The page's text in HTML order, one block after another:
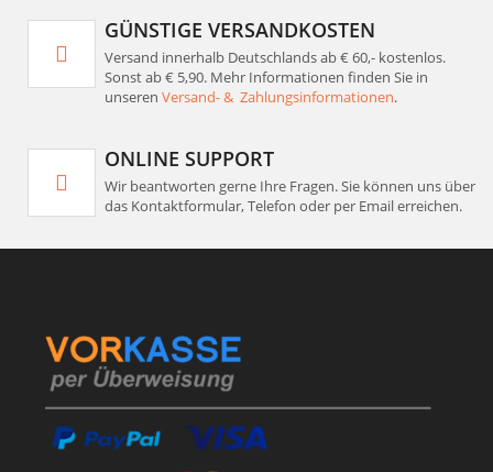
GÜNSTIGE VERSANDKOSTEN
Versand innerhalb Deutschlands ab € 60,- kostenlos.
Sonst ab € 5,90. Mehr Informationen finden Sie in
unseren Versand- & Zahlungsinformationen.
ONLINE SUPPORT
Wir beantworten gerne Ihre Fragen. Sie können uns über
das Kontaktformular, Telefon oder per Email erreichen.